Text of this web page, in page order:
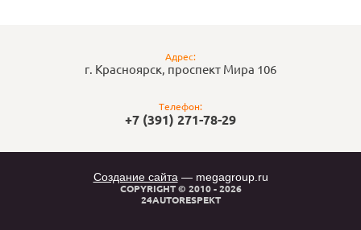
Адрес:
г. Красноярск, проспект Мира 106
Телефон:
+7 (391) 271-78-29
Создание сайта — megagroup.ru
COPYRIGHT © 2010 - 2026
24AUTORESPEKT